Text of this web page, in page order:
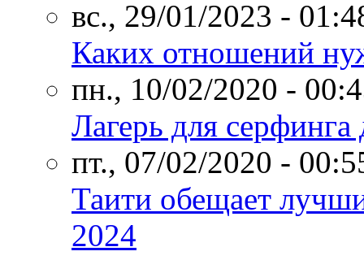
вс., 29/01/2023 -
Каких отношений
пн., 10/02/2020 -
Лагерь для
пт., 07/02/2020 -
Таити обещает
2024